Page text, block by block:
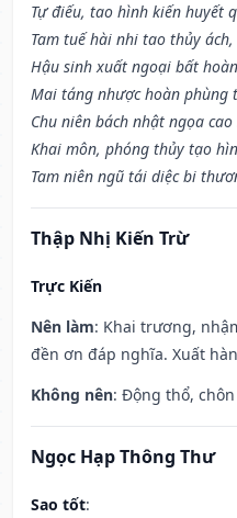
Tự điếu, tao hình kiến huyết
Tam tuế hài nhi tao thủy ách,
Hậu sinh xuất ngoại bất
Mai táng nhược hoàn phùng
Chu niên bách nhật ngọa cao
Khai môn, phóng thủy tạo
Tam niên ngũ tái diệc bi
Thập Nhị Kiến Trừ
Trực Kiến
Nên làm: Khai trương,
đền ơn đáp nghĩa. Xuất
Không nên: Động thổ,
Ngọc Hạp Thông Thư
Sao tốt: